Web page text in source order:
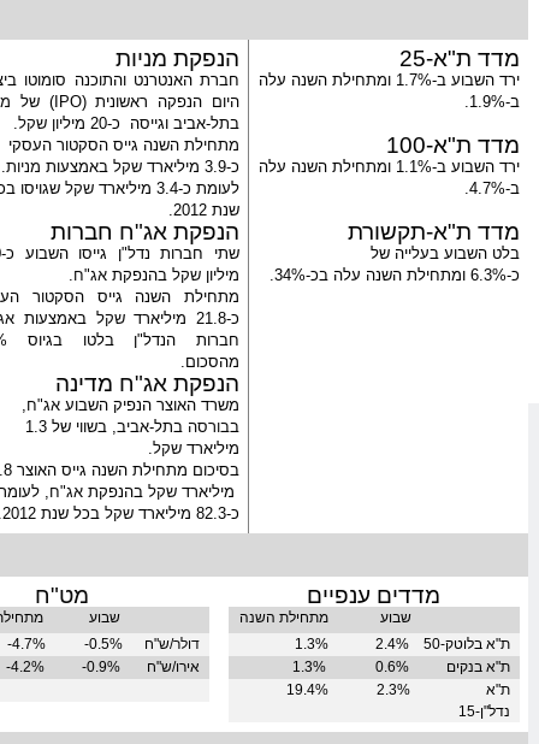
מדד ת"א-25
ירד השבוע ב-1.7% ומתחילת השנה עלה
ב-1.9%
.
מדד ת"א-100
ירד השבוע ב-1.1% ומתחילת השנה עלה
ב-4.7%
.
מדד ת"א-תקשורת
בלט השבוע בעלייה של
כ-6.3% ומתחילת השנה עלה בכ-34%
.
הנפקת מניות
חברת האנטרנט והתוכנה סומוטו
היום הנפקה ראשונית (IPO) של
בתל-אביב וגייסה
כ-20 מיליון שקל.
מתחילת השנה גייס הסקטור העסקי
כ-3.9 מיליארד
שקל באמצעות מניות.
לעומת כ-3.4 מיליארד
שקל שגויסו
שנת 2012.
הנפקת אג"ח חברות
מיליוןשקל בהנפקתאג"ח.
מתחילת השנה גייס הסקטור
כ-21.8 מיליארד
שקל באמצעות
מהסכום.
הנפקת אג"ח מדינה
משרד האוצר הנפיק השבועאג"ח,
בבורסה
בתל-אביב, בשווי של 1.3
מיליארדשקל.
בסיכום מתחילת השנה גייס האוצר 40.8
מיליארדשקל בהנפקתאג"ח,
כ-82.3 מיליארד
שקל בכל שנת 2012.
מדדים ענפיים
שבוע
מתחילת השנה
ת"א בלוטק-50
2.4%
1.3%
ת"א בנקים
0.6%
1.3%
ת"א
נדל"ן-15
2.3%
19.4%
מט"ח
שבוע
דולר/ש"ח 0.5%-
4.7%-
אירו/ש"ח
0.9%-
4.2%-